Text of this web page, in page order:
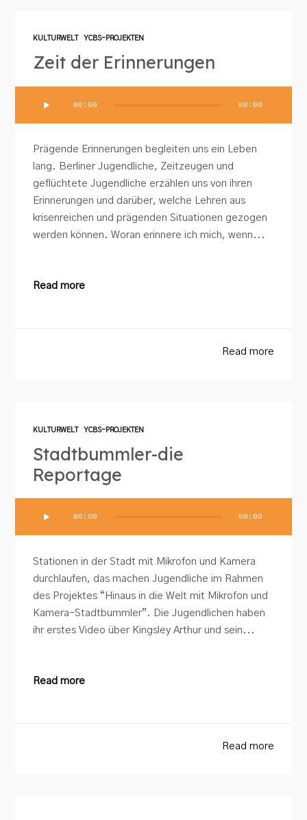
KULTURWELT YCBS-PROJEKTEN
Zeit der Erinnerungen
00:00 00:00
Prägende Erinnerungen begleiten uns ein Leben
lang. Berliner Jugendliche, Zeitzeugen und
geflüchtete Jugendliche erzählen uns von ihren
Erinnerungen und darüber, welche Lehren aus
krisenreichen und prägenden Situationen gezogen
werden können. Woran erinnere ich mich, wenn...
Read more
Read more
KULTURWELT YCBS-PROJEKTEN
Stadtbummler-die
Reportage
00:00 00:00
Stationen in der Stadt mit Mikrofon und Kamera
durchlaufen, das machen Jugendliche im Rahmen
des Projektes “Hinaus in die Welt mit Mikrofon und
Kamera-Stadtbummler”. Die Jugendlichen haben
ihr erstes Video über Kingsley Arthur und sein...
Read more
Read more